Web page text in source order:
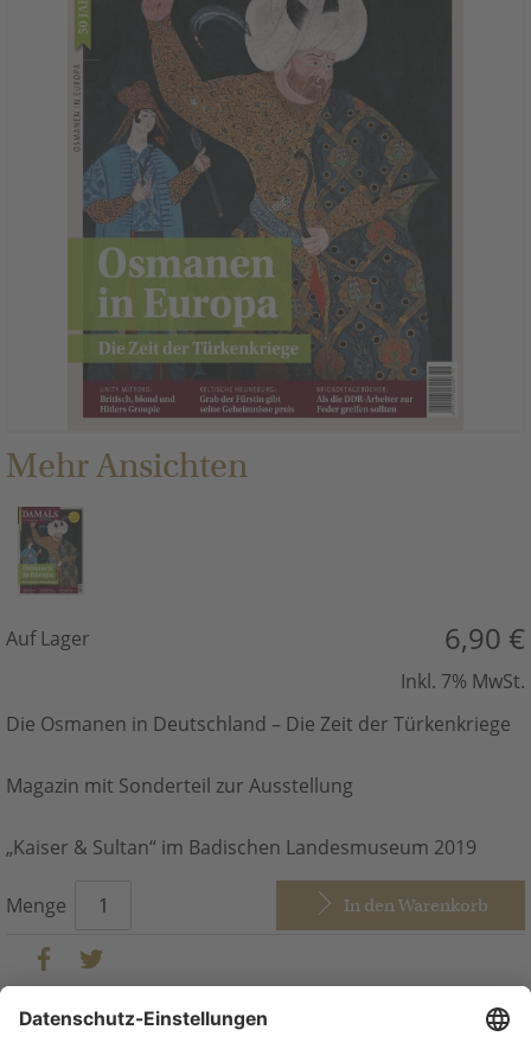
Mehr Ansichten
6,90 €
Inkl. 7% MwSt.
Auf Lager
Die Osmanen in Deutschland – Die Zeit der Türkenkriege
Magazin mit Sonderteil zur Ausstellung
„Kaiser & Sultan“ im Badischen Landesmuseum 2019
Menge In den Warenkorb
Beschreibung